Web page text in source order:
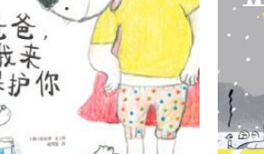
Add to
wishlist